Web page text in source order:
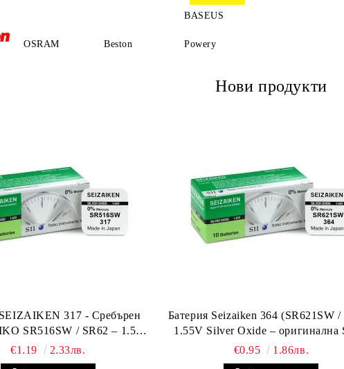
BASEUS
OSRAM Beston Powery
Нови продукти
317 - Сребърен
SR516SW / SR62 – 1.55V
от Япония
€1.19 2.33лв.
Батерия Seizaiken 364 (SR621SW /
1.55V Silver Oxide – оригинална
батерия за часовник
€0.95 1.86лв.